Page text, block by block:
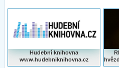
Hudební knihovna
www.hudebniknihovna.cz